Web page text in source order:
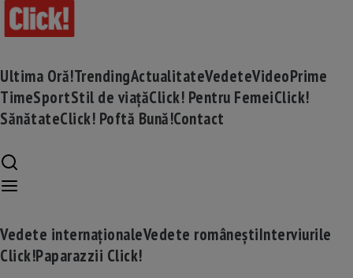
Ultima Oră!TrendingActualitateVedeteVideoPrime
TimeSportStil de viațăClick! Pentru FemeiClick!
SănătateClick! Poftă Bună!Contact
Vedete internaționaleVedete româneștiInterviurile
Click!Paparazzii Click!